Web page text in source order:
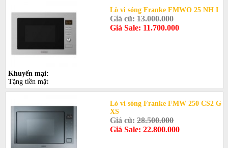
Lò vi sóng Franke FMWO 25 NH I
Giá cũ:13.000.000
Giá Sale: 11.700.000
Khuyến mại:
Tặng tiền mặt
Lò vi sóng Franke FMW 250 CS2 G
XS
Giá cũ:28.500.000
Giá Sale: 22.800.000